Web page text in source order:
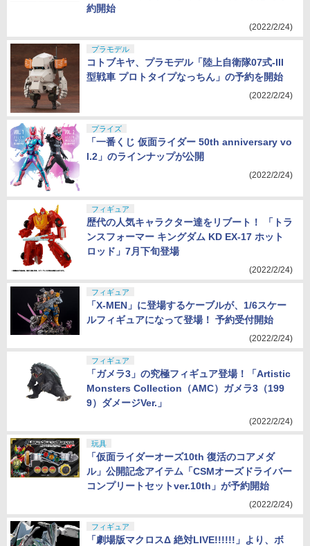
約開始
(2022/2/24)
プラモデル
コトブキヤ、プラモデル「陸上自衛隊07式-III
型戦車 プロトタイプなっちん」の予約を開始
(2022/2/24)
プライズ
「一番くじ 仮面ライダー 50th anniversary vo
l.2」のラインナップが公開
(2022/2/24)
フィギュア
歴代の人気キャラクター達をリブート！ 「トラ
ンスフォーマー キングダム KD EX-17 ホット
ロッド」7月下旬登場
(2022/2/24)
フィギュア
「X-MEN」に登場するケーブルが、1/6スケー
ルフィギュアになって登場！ 予約受付開始
(2022/2/24)
フィギュア
「ガメラ3」の究極フィギュア登場！「Artistic
Monsters Collection（AMC）ガメラ3（199
9）ダメージVer.」
(2022/2/24)
玩具
「仮面ライダーオーズ10th 復活のコアメダ
ル」公開記念アイテム「CSMオーズドライバー
コンプリートセットver.10th」が予約開始
(2022/2/24)
フィギュア
「劇場版マクロスΔ 絶対LIVE!!!!!!」より、ボ